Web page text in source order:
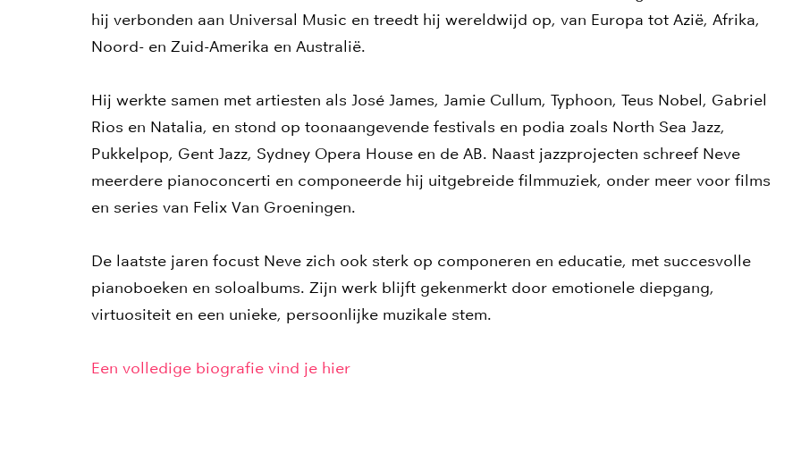
hij verbonden aan Universal Music en treedt hij wereldwijd op, van Europa tot Azië, Afrika,
Noord- en Zuid-Amerika en Australië.
Hij werkte samen met artiesten als José James, Jamie Cullum, Typhoon, Teus Nobel, Gabriel
Rios en Natalia, en stond op toonaangevende festivals en podia zoals North Sea Jazz,
Pukkelpop, Gent Jazz, Sydney Opera House en de AB. Naast jazzprojecten schreef Neve
meerdere pianoconcerti en componeerde hij uitgebreide filmmuziek, onder meer voor films
en series van Felix Van Groeningen.
De laatste jaren focust Neve zich ook sterk op componeren en educatie, met succesvolle
pianoboeken en soloalbums. Zijn werk blijft gekenmerkt door emotionele diepgang,
virtuositeit en een unieke, persoonlijke muzikale stem.
Een volledige biografie vind je hier